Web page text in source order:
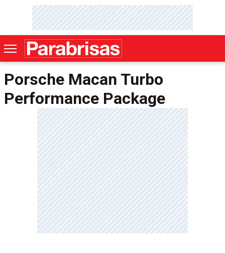
Porsche Macan Turbo
Performance Package